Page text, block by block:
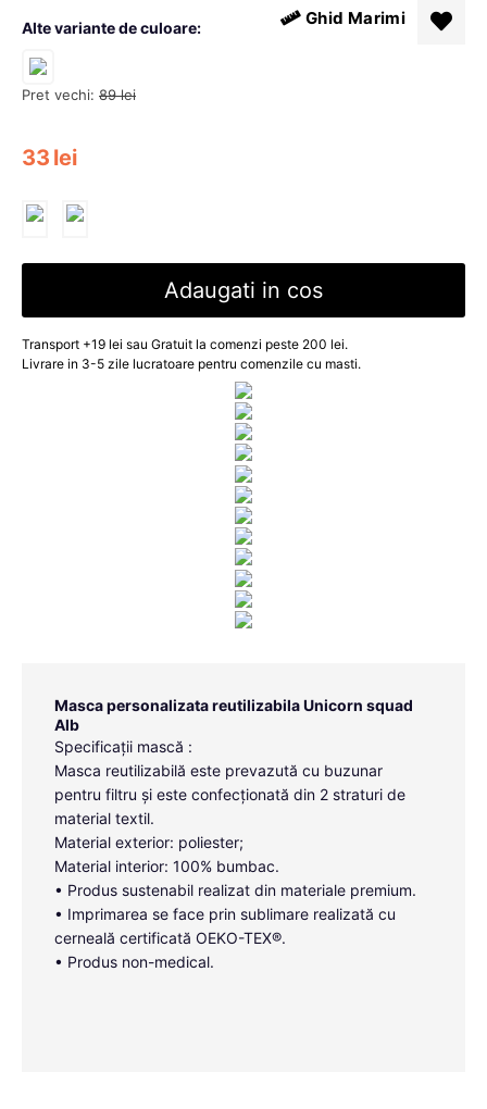
Pret vechi: 89 lei
33 lei
Alte variante de culoare: Ghid Marimi
Adaugati in cos
Transport +19 lei sau Gratuit la comenzi peste 200 lei.
Livrare in 3-5 zile lucratoare pentru comenzile cu masti.
Masca personalizata reutilizabila Unicorn squad
Alb
Specificații mască :
Masca reutilizabilă este prevazută cu buzunar
pentru filtru și este confecționată din 2 straturi de
material textil.
Material exterior: poliester;
Material interior: 100% bumbac.
• Produs sustenabil realizat din materiale premium.
• Imprimarea se face prin sublimare realizată cu
cerneală certificată OEKO-TEX®.
• Produs non-medical.